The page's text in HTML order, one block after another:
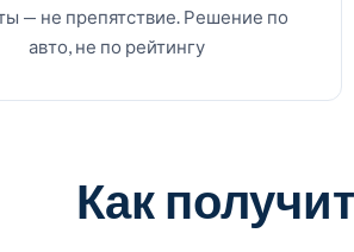
— не препятствие. Решение по
авто, не по рейтингу
Как